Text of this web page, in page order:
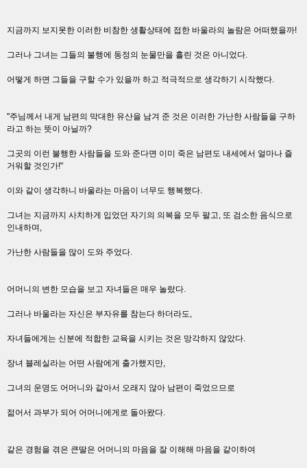
지금까지 보지못한 이러한 비참한 생활상태에 접한 바울라의 놀람은 어떠했을까!
그러나 그녀는 그들의 불행에 동정의 눈물만을 흘린 것은 아니었다.
어떻게 하면 그들을 구할 수가 있을까 하고 적극적으로 생각하기 시작했다.
"주님께서 내게 남편의 막대한 유산을 남겨 준 것은 이러한 가난한 사람들을 구하
라고 하는 뜻이 아닐까?
그곳의 이런 불행한 사람들을 도와 준다면 이미 죽은 남편도 내세에서 얼마나 즐
거워할 것인가!"
이와 같이 생각하니 바울라는 마음이 너무도 행복했다.
그녀는 지금까지 사치하게 입었던 자기의 의복을 모두 팔고, 또 검소한 음식으로
인내하며,
가난한 사람들을 많이 도와 주었다.
어머니의 변한 모습을 보고 자녀들은 매우 놀랐다.
그러나 바울라는 자신은 부자유를 참는다 하더라도,
자녀들에게는 신분에 적합한 교육을 시키는 것은 망각하지 않았다.
장녀 블레실라는 어떤 사람에게 출가했지만,
그녀의 운명도 어머니와 같아서 오래지 않아 남편이 죽었으므로
젊어서 과부가 되어 어머니에게로 돌아왔다.
같은 경험을 겪은 큰딸은 어머니의 마음을 잘 이해해 마음을 같이하여